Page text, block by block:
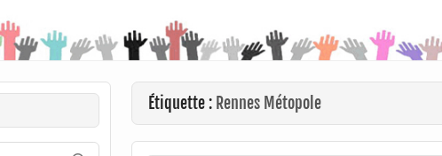
Étiquette : Rennes Métopole